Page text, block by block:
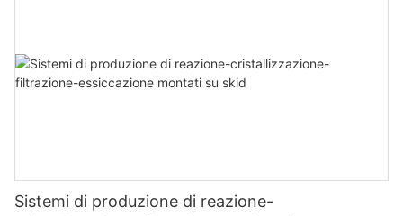
Sistemi di produzione di reazione-